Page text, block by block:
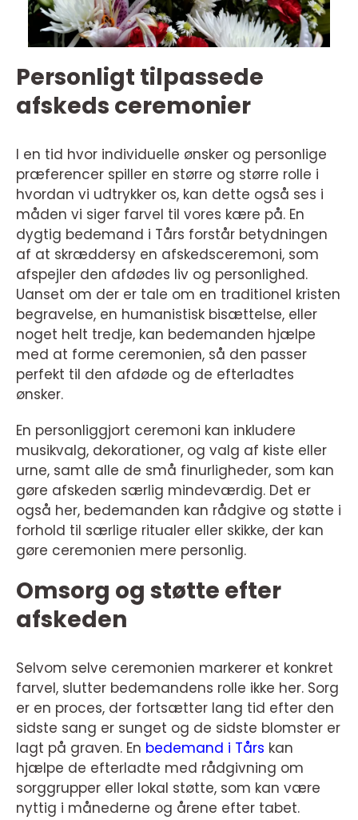
Personligt tilpassede
afskeds ceremonier
I en tid hvor individuelle ønsker og personlige
præferencer spiller en større og større rolle i
hvordan vi udtrykker os, kan dette også ses i
måden vi siger farvel til vores kære på. En
dygtig bedemand i Tårs forstår betydningen
af at skræddersy en afskedsceremoni, som
afspejler den afdødes liv og personlighed.
Uanset om der er tale om en traditionel kristen
begravelse, en humanistisk bisættelse, eller
noget helt tredje, kan bedemanden hjælpe
med at forme ceremonien, så den passer
perfekt til den afdøde og de efterladtes
ønsker.
En personliggjort ceremoni kan inkludere
musikvalg, dekorationer, og valg af kiste eller
urne, samt alle de små finurligheder, som kan
gøre afskeden særlig mindeværdig. Det er
også her, bedemanden kan rådgive og støtte i
forhold til særlige ritualer eller skikke, der kan
gøre ceremonien mere personlig.
Omsorg og støtte efter
afskeden
Selvom selve ceremonien markerer et konkret
farvel, slutter bedemandens rolle ikke her. Sorg
er en proces, der fortsætter lang tid efter den
sidste sang er sunget og de sidste blomster er
lagt på graven. En bedemand i Tårs kan
hjælpe de efterladte med rådgivning om
sorggrupper eller lokal støtte, som kan være
nyttig i månederne og årene efter tabet.